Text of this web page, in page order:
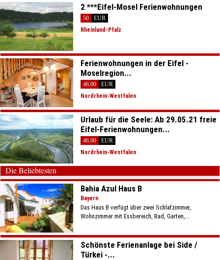
2 ***Eifel-Mosel Ferienwohnungen
50
EUR
Rheinland-Pfalz
Ferienwohnungen in der Eifel -
Moselregion...
46.00
EUR
Nordrhein-Westfalen
Urlaub für die Seele: Ab 29.05.21 freie
Eifel-Ferienwohnungen...
46.00
EUR
Nordrhein-Westfalen
Die Beliebtesten
Bahia Azul Haus B
Bayern
Das Haus B verfügt über zwei Schlafzimmer,
Wohnzimmer mit Essbereich, Bad, Garten,...
Schönste Ferienanlage bei Side /
Türkei -...